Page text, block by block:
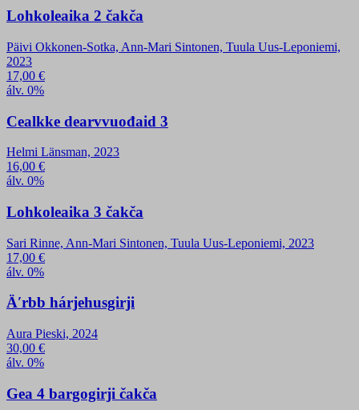
Lohkoleaika 2 čakča
Päivi Okkonen-Sotka, Ann-Mari Sintonen, Tuula Uus-Leponiemi,
2023
17,00 €
álv. 0%
Cealkke dearvvuođaid 3
Helmi Länsman, 2023
16,00 €
álv. 0%
Lohkoleaika 3 čakča
Sari Rinne, Ann-Mari Sintonen, Tuula Uus-Leponiemi, 2023
17,00 €
álv. 0%
Äʹrbb hárjehusgirji
Aura Pieski, 2024
30,00 €
álv. 0%
Gea 4 bargogirji čakča